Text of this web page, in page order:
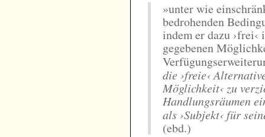
»unter wie
bedrohenden
indem er dazu
gegebenen
die ›freie‹
Möglichkeit‹ zu
Handlungsräumen
als ›Subjekt‹ für
(ebd.)